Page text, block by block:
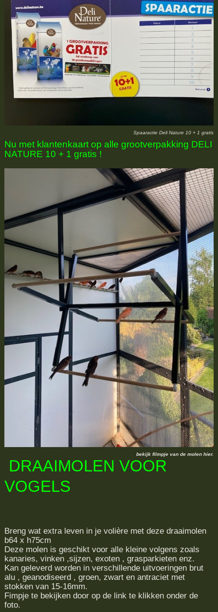
Spaaractie Deli Nature 10 + 1 gratis
Nu met klantenkaart op alle grootverpakking DELI
NATURE 10 + 1 gratis !
bekijk filmpje van de molen hier.
DRAAIMOLEN VOOR
VOGELS
Breng wat extra leven in je volière met deze draaimolen
b64 x h75cm
Deze molen is geschikt voor alle kleine volgens zoals
kanaries, vinken ,sijzen, exoten , grasparkieten enz.
Kan geleverd worden in verschillende uitvoeringen brut
alu , geanodiseerd , groen, zwart en antraciet met
stokken van 15-16mm.
Fimpje te bekijken door op de link te klikken onder de
foto.